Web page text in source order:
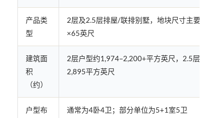
产品类
型
2层及2.5层排屋/联排别墅，地块尺寸主要为
×65英尺
建筑面
积
（约）
2层户型约1,974–2,200+平方英尺，2.5层户型
2,895平方英尺
户型布
通常为4卧4卫；部分单位为5+1室5卫